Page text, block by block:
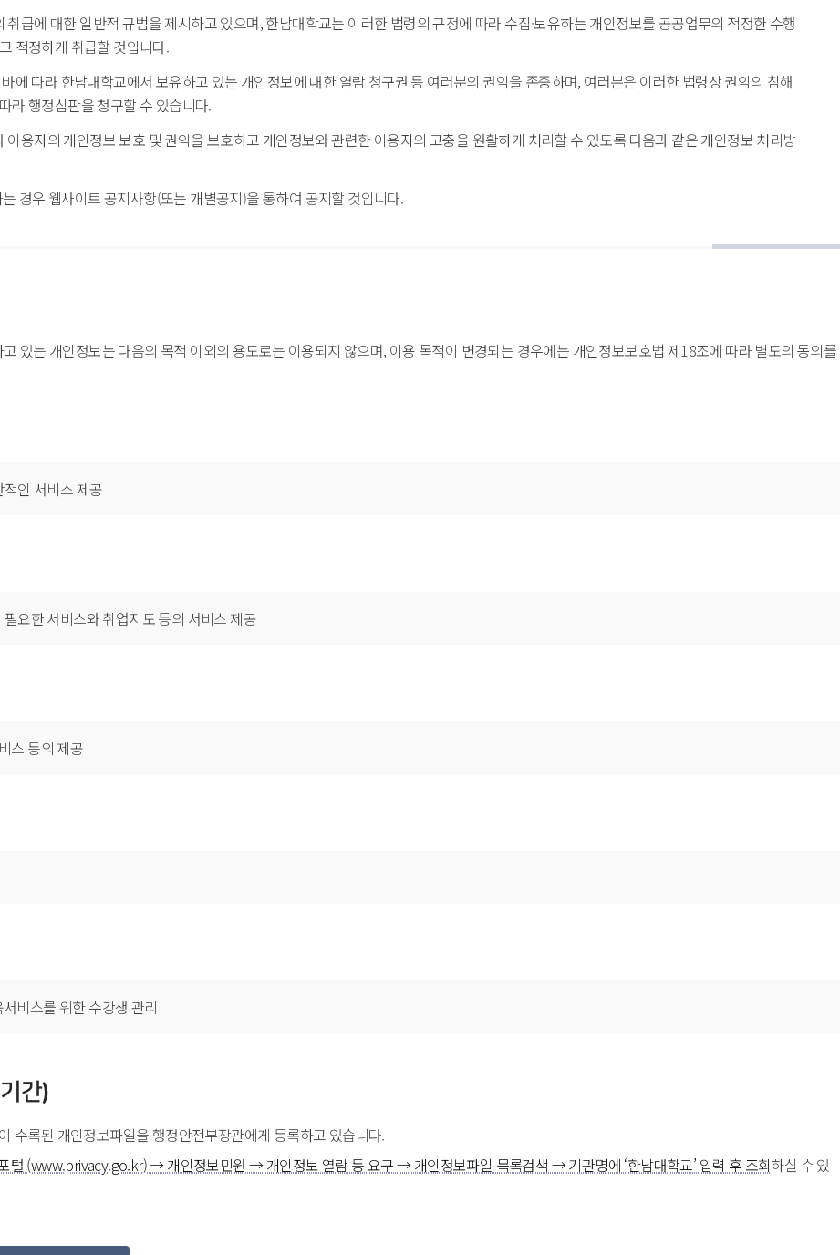
취급에 대한 일반적 규범을 제시하고 있으며, 한남대학교는 이러한 법령의 규정에 따라 수집·보유하는 개인정보를 공공업무의 적정한 수행
적정하게 취급할 것입니다.
에 따라 한남대학교에서 보유하고 있는 개인정보에 대한 열람 청구권 등 여러분의 권익을 존중하며, 여러분은 이러한 법령상 권익의 침해
라 행정심판을 청구할 수 있습니다.
용자의 개인정보 보호 및 권익을 보호하고 개인정보와 관련한 이용자의 고충을 원활하게 처리할 수 있도록 다음과 같은 개인정보 처리방
경우 웹사이트 공지사항(또는 개별공지)을 통하여 공지할 것입니다.
있는 개인정보는 다음의 목적 이외의 용도로는 이용되지 않으며, 이용 목적이 변경되는 경우에는 개인정보보호법 제18조에 따라 별도의 동의를
인 서비스 제공
요한 서비스와 취업지도 등의 서비스 제공
스 등의 제공
비스를 위한 수강생 관리
간)
수록된 개인정보파일을 행정안전부장관에게 등록하고 있습니다.
털 (www.privacy.go.kr) → 개인정보민원 → 개인정보 열람 등 요구 → 개인정보파일 목록검색 → 기관명에 ‘한남대학교’ 입력 후 조회하실 수 있